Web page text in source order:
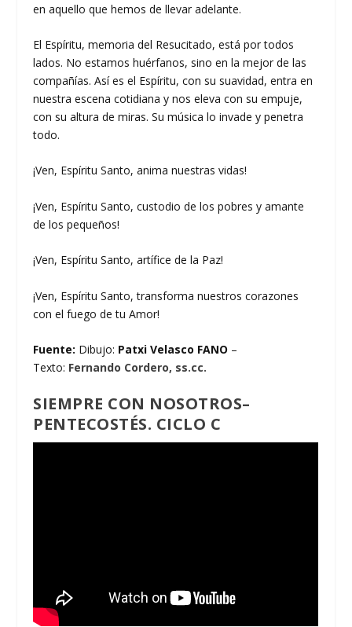
en aquello que hemos de llevar adelante.
El Espíritu, memoria del Resucitado, está por todos
lados. No estamos huérfanos, sino en la mejor de las
compañías. Así es el Espíritu, con su suavidad, entra en
nuestra escena cotidiana y nos eleva con su empuje,
con su altura de miras. Su música lo invade y penetra
todo.
¡Ven, Espíritu Santo, anima nuestras vidas!
¡Ven, Espíritu Santo, custodio de los pobres y amante
de los pequeños!
¡Ven, Espíritu Santo, artífice de la Paz!
¡Ven, Espíritu Santo, transforma nuestros corazones
con el fuego de tu Amor!
Fuente: Dibujo: Patxi Velasco FANO –
Texto: Fernando Cordero, ss.cc.
SIEMPRE CON NOSOTROS–
PENTECOSTÉS. CICLO C